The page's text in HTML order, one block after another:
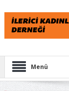
Menü